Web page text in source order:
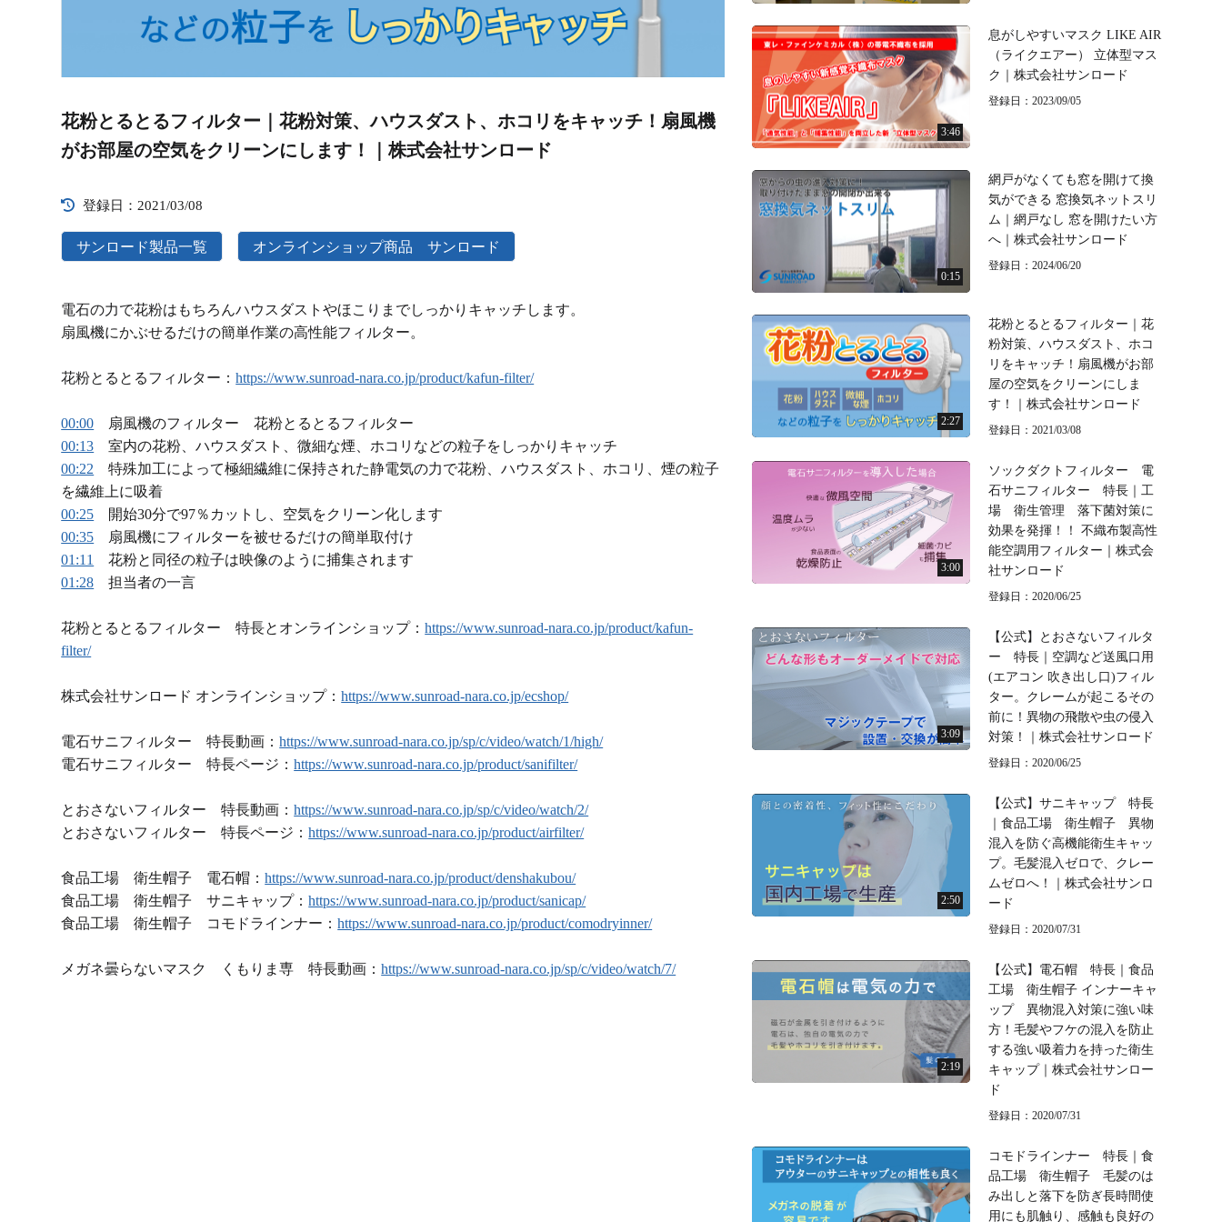
Player
花粉とるとるフィルター｜花粉対策、ハウスダスト、ホコリをキャッチ！扇風機
がお部屋の空気をクリーンにします！｜株式会社サンロード
登録日：2021/03/08
サンロード製品一覧 オンラインショップ商品 サンロード
電石の力で花粉はもちろんハウスダストやほこりまでしっかりキャッチします。
扇風機にかぶせるだけの簡単作業の高性能フィルター。
花粉とるとるフィルター：https://www.sunroad-nara.co.jp/product/kafun-filter/
00:00
扇風機のフィルター 花粉とるとるフィルター
00:13
室内の花粉、ハウスダスト、微細な煙、ホコリなどの粒子をしっかりキャッチ
00:22
特殊加工によって極細繊維に保持された静電気の力で花粉、ハウスダスト、ホコリ、煙の粒子
を繊維上に吸着
00:25
開始30分で97％カットし、空気をクリーン化します
00:35
扇風機にフィルターを被せるだけの簡単取付け
01:11
花粉と同径の粒子は映像のように捕集されます
01:28
担当者の一言
花粉とるとるフィルター 特長とオンラインショップ：https://www.sunroad-nara.co.jp/product/kafun-
filter/
株式会社サンロード オンラインショップ：https://www.sunroad-nara.co.jp/ecshop/
電石サニフィルター 特長動画：https://www.sunroad-nara.co.jp/sp/c/video/watch/1/high/
電石サニフィルター 特長ページ：https://www.sunroad-nara.co.jp/product/sanifilter/
とおさないフィルター 特長動画：https://www.sunroad-nara.co.jp/sp/c/video/watch/2/
とおさないフィルター 特長ページ：https://www.sunroad-nara.co.jp/product/airfilter/
食品工場 衛生帽子 電石帽：https://www.sunroad-nara.co.jp/product/denshakubou/
食品工場 衛生帽子 サニキャップ：https://www.sunroad-nara.co.jp/product/sanicap/
食品工場 衛生帽子 コモドラインナー：https://www.sunroad-nara.co.jp/product/comodryinner/
メガネ曇らないマスク くもりま専 特長動画：https://www.sunroad-nara.co.jp/sp/c/video/watch/7/
3:46
息がしやすいマスク LIKE AIR
（ライクエアー） 立体型マス
ク｜株式会社サンロード
登録日：2023/09/05
0:15
網戸がなくても窓を開けて換
気ができる 窓換気ネットスリ
ム｜網戸なし 窓を開けたい方
へ｜株式会社サンロード
登録日：2024/06/20
2:27
花粉とるとるフィルター｜花
粉対策、ハウスダスト、ホコ
リをキャッチ！扇風機がお部
屋の空気をクリーンにしま
す！｜株式会社サンロード
登録日：2021/03/08
3:00
ソックダクトフィルター 電
石サニフィルター 特長｜工
場 衛生管理 落下菌対策に
効果を発揮！！ 不織布製高性
能空調用フィルター｜株式会
社サンロード
登録日：2020/06/25
3:09
【公式】とおさないフィルタ
ー 特長｜空調など送風口用
(エアコン 吹き出し口)フィル
ター。クレームが起こるその
前に！異物の飛散や虫の侵入
対策！｜株式会社サンロード
登録日：2020/06/25
2:50
【公式】サニキャップ 特長
｜食品工場 衛生帽子 異物
混入を防ぐ高機能衛生キャッ
プ。毛髪混入ゼロで、クレー
ムゼロへ！｜株式会社サンロ
ード
登録日：2020/07/31
2:19
【公式】電石帽 特長｜食品
工場 衛生帽子 インナーキャ
ップ 異物混入対策に強い味
方！毛髪やフケの混入を防止
する強い吸着力を持った衛生
キャップ｜株式会社サンロー
ド
登録日：2020/07/31
コモドラインナー 特長｜食
品工場 衛生帽子 毛髪のは
み出しと落下を防ぎ長時間使
用にも肌触り、感触も良好の